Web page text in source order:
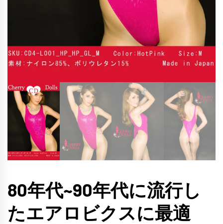
80年代~90年代に流行し
たエアロビクスに最適